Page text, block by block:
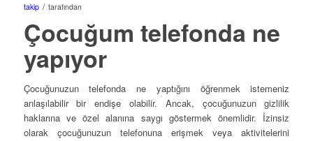
takip / tarafından
Çocuğum telefonda ne
yapıyor
Çocuğunuzun telefonda ne yaptığını öğrenmek istemeniz
anlaşılabilir bir endişe olabilir. Ancak, çocuğunuzun gizlilik
haklarına ve özel alanına saygı göstermek önemlidir. İzinsiz
olarak çocuğunuzun telefonuna erişmek veya aktivitelerini